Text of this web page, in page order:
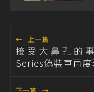
← 上一篇
接受大鼻孔的
Series偽裝車再度